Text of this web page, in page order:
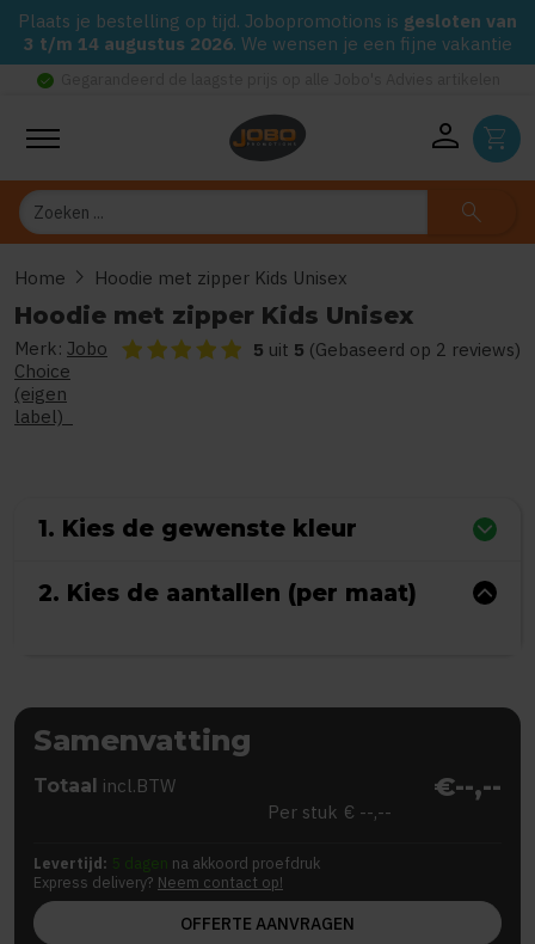
Plaats je bestelling op tijd. Jobopromotions is gesloten van
3 t/m 14 augustus 2026. We wensen je een fijne vakantie
check_circle
person shopping_cart
Zoeken search
Home chevron_right Hoodie met zipper Kids Unisex
Hoodie met zipper Kids Unisex
Merk: Jobo
Choice
(eigen
label)
De beoordeling van dit product is5 van de 5
5 uit 5 (Gebaseerd op 2 reviews)
1. Kies de gewenste kleur
2. Kies de aantallen (per maat)
Samenvatting
Totaal incl.BTW €--,--
Per stuk € --,--
Levertijd: 5 dagen na akkoord proefdruk
Express delivery? Neem contact op!
OFFERTE AANVRAGEN